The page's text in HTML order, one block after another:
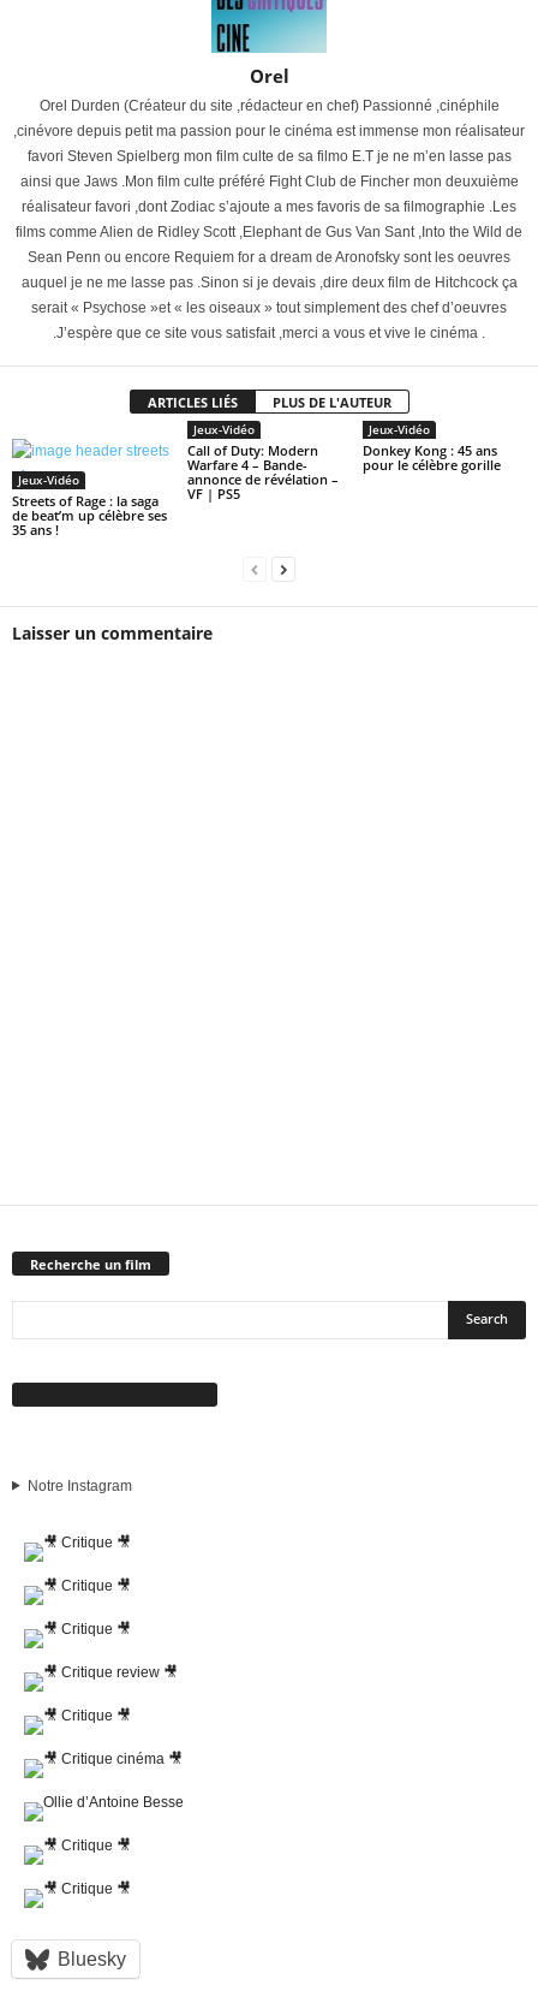
Orel
Orel Durden (Créateur du site ,rédacteur en chef) Passionné ,cinéphile
,cinévore depuis petit ma passion pour le cinéma est immense mon réalisateur
favori Steven Spielberg mon film culte de sa filmo E.T je ne m’en lasse pas
ainsi que Jaws .Mon film culte préféré Fight Club de Fincher mon deuxuième
réalisateur favori ,dont Zodiac s’ajoute a mes favoris de sa filmographie .Les
films comme Alien de Ridley Scott ,Elephant de Gus Van Sant ,Into the Wild de
Sean Penn ou encore Requiem for a dream de Aronofsky sont les oeuvres
auquel je ne me lasse pas .Sinon si je devais ,dire deux film de Hitchcock ça
serait « Psychose »et « les oiseaux » tout simplement des chef d’oeuvres
.J’espère que ce site vous satisfait ,merci a vous et vive le cinéma .
ARTICLES LIÉS PLUS DE L'AUTEUR
Jeux-Vidéo
Streets of Rage : la saga
de beat’m up célèbre ses
35 ans !
Jeux-Vidéo
Call of Duty: Modern
Warfare 4 – Bande-
annonce de révélation –
VF | PS5
Jeux-Vidéo
Donkey Kong : 45 ans
pour le célèbre gorille
Laisser un commentaire
Recherche un film
Notre Instagram
Bluesky